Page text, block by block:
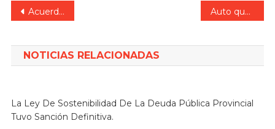
Navegación
entradas
Acuerdan adherir a la Ley Olimpia y prevenir la violencia de género digital. Auto quedó destruido tras chocar violentamente contra un árbol en Paraná.
NOTICIAS RELACIONADAS
La Ley De Sostenibilidad De La Deuda Pública Provincial
Tuvo Sanción Definitiva.